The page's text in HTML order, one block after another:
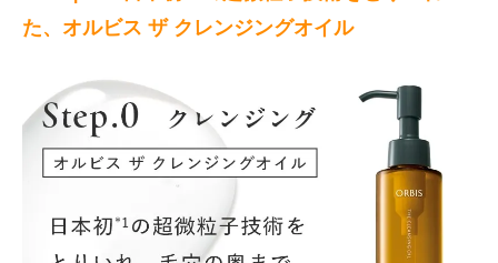
た、オルビス ザ クレンジングオイル